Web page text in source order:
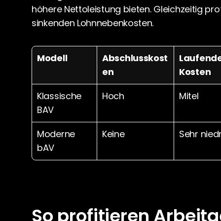
höhere Nettoleistung bieten. Gleichzeitig
sinkenden Lohnnebenkosten.
Modell
Abschlusskost
en
Kosten
Klassische
BAV
Hoch Mitel
Moderne
bAV
Keine Sehr
So profitieren